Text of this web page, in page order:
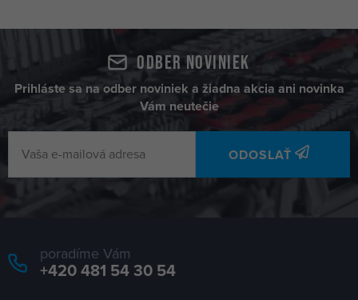
Odber noviniek
Prihláste sa na odber noviniek a žiadna akcia ani novinka
Vám neutečie
ODOSLAŤ
poradíme Vám
+420 481 54 30 54